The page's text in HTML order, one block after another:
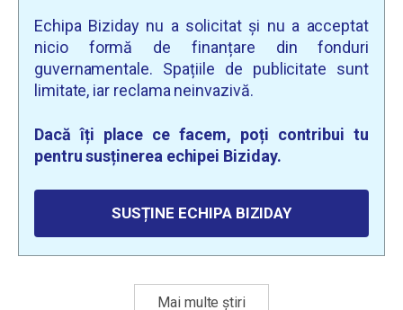
Echipa Biziday nu a solicitat și nu a acceptat
nicio formă de finanțare din fonduri
guvernamentale. Spațiile de publicitate sunt
limitate, iar reclama neinvazivă.
Dacă îți place ce facem, poți contribui tu
pentru susținerea echipei Biziday.
SUSȚINE ECHIPA BIZIDAY
Mai multe știri